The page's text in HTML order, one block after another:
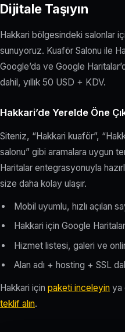
Dijitale Taşıyın
Hakkari bölgesindeki salonlar
sunuyoruz. Kuaför Salonu ile
Google’da ve Google
dahil, yıllık 50 USD + KDV.
Hakkari’de Yerelde Öne
Siteniz, “Hakkari kuaför”,
salonu” gibi aramalara uygun
Haritalar entegrasyonuyla
size daha kolay ulaşır.
Mobil uyumlu, hızlı açılan
Hakkari için Google
Hizmet listesi, galeri ve
Alan adı + hosting + SSL
Hakkari için paketi inceleyin ya
teklif alın.